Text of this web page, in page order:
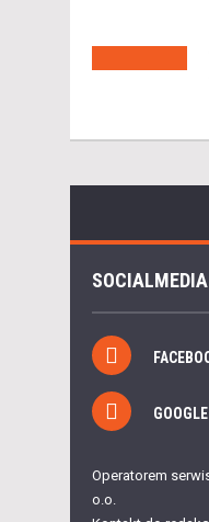
SOCIALMEDIA
Operatorem
o.o.